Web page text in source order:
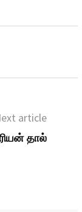
article
தால்